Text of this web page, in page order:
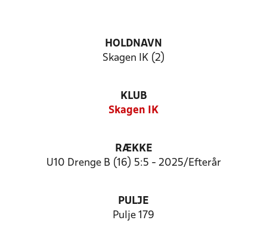
HOLDNAVN
Skagen IK (2)
KLUB
Skagen IK
RÆKKE
U10 Drenge B (16) 5:5 - 2025/Efterår
PULJE
Pulje 179